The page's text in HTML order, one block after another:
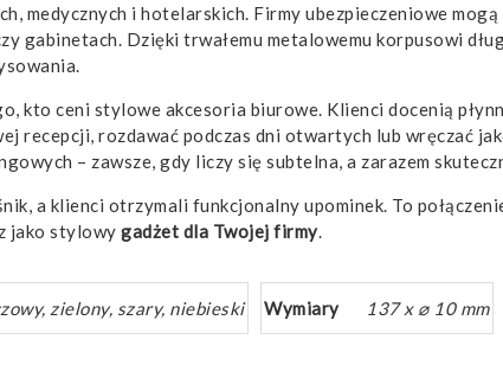
medycznych i hotelarskich. Firmy ubezpieczeniowe
Dzięki trwałemu metalowemu korpusowi
kto ceni stylowe akcesoria biurowe. Klienci docenią
recepcji, rozdawać podczas dni otwartych lub wręczać
– zawsze, gdy liczy się subtelna, a zarazem
a klienci otrzymali funkcjonalny upominek. To
jako stylowy gadżet dla Twojej firmy.
zielony, szary, niebieski Wymiary 137 x ⌀ 10 mm